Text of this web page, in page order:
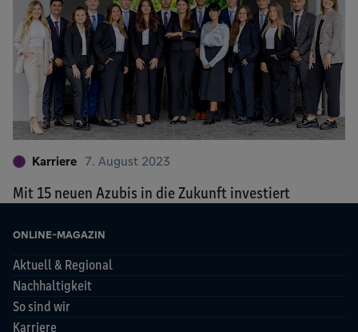
Karriere 7. August 2023
Mit 15 neuen Azubis in die Zukunft investiert
ONLINE-MAGAZIN
Aktuell & Regional
Nachhaltigkeit
So sind wir
Karriere